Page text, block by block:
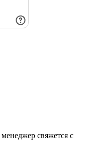
свяжется с